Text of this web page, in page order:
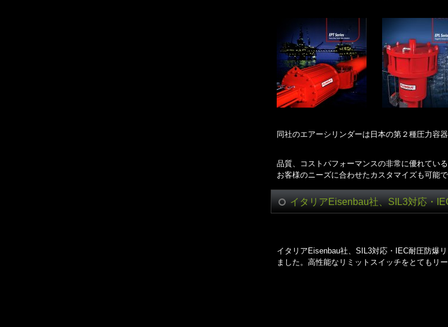
同社のエアーシリンダーは日本の第２種圧力容
品質、コストパフォーマンスの非常に優れてい
お客様のニーズに合わせたカスタマイズも可能で
イタリアEisenbau社、SIL3対応・
イタリアEisenbau社、SIL3対応・IEC耐圧防爆
ました。高性能なリミットスイッチをとてもリ